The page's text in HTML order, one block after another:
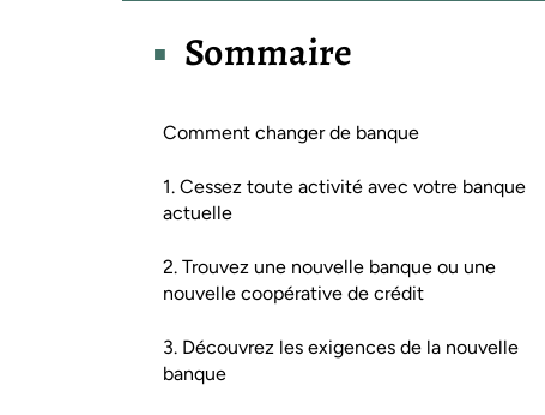
Sommaire
Comment changer de banque
1. Cessez toute activité avec votre banque
actuelle
2. Trouvez une nouvelle banque ou une
nouvelle coopérative de crédit
3. Découvrez les exigences de la nouvelle
banque